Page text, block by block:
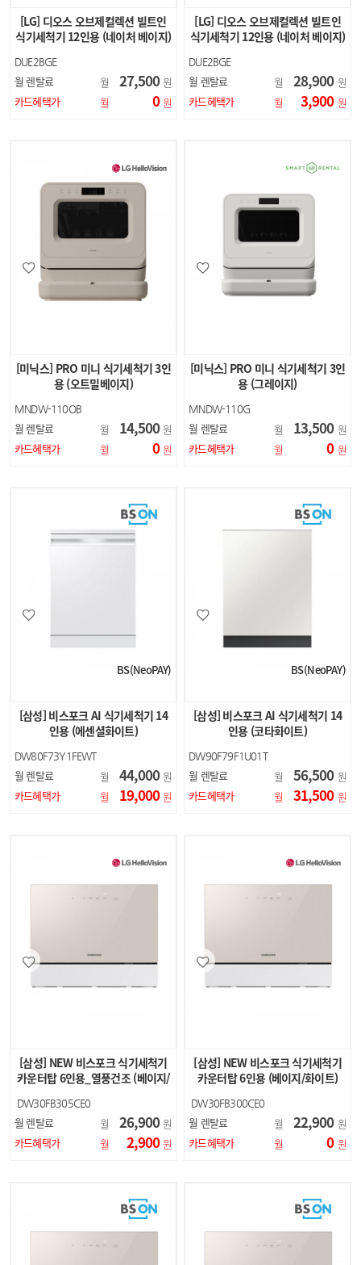
[LG] 디오스 오브제컬렉션 빌트인
식기세척기 12인용 (네이처 베이지)
DUE2BGE
월 렌탈료 월 27,500 원
카드혜택가
월 0 원
[LG] 디오스 오브제컬렉션 빌트인
식기세척기 12인용 (네이처 베이지)
DUE2BGE
월 렌탈료 월 28,900 원
카드혜택가
월 3,900 원
[미닉스] PRO 미니 식기세척기 3인
용 (오트밀베이지)
MNDW-110OB
월 렌탈료 월 14,500 원
카드혜택가
월 0 원
[미닉스] PRO 미니 식기세척기 3인
용 (그레이지)
MNDW-110G
월 렌탈료 월 13,500 원
카드혜택가
월 0 원
BS(NeoPAY)
[삼성] 비스포크 AI 식기세척기 14
인용 (에센셜화이트)
DW80F73Y1FEWT
월 렌탈료 월 44,000 원
카드혜택가
월 19,000 원
BS(NeoPAY)
[삼성] 비스포크 AI 식기세척기 14
인용 (코타화이트)
DW90F79F1U01T
월 렌탈료 월 56,500 원
카드혜택가
월 31,500 원
[삼성] NEW 비스포크 식기세척기
카운터탑 6인용_열풍건조 (베이지/
DW30FB305CE0
DW30FB305CW0
월 렌탈료 월 26,900 원
카드혜택가
월 2,900 원
[삼성] NEW 비스포크 식기세척기
카운터탑 6인용 (베이지/화이트)
DW30FB300CE0
DW30FB300CW0
월 렌탈료 월 22,900 원
카드혜택가
월 0 원